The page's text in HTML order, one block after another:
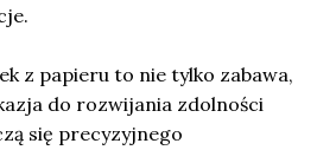
z papieru to nie tylko zabawa,
do rozwijania zdolności
się precyzyjnego